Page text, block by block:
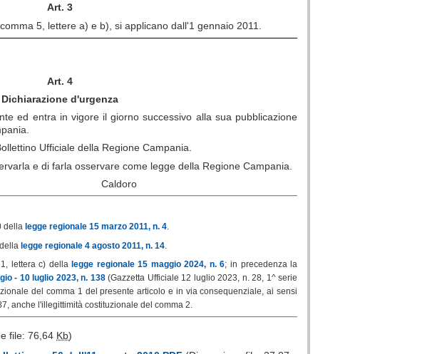
Art. 3
5, lettere a) e b), si applicano dall'1 gennaio 2011.
Art. 4
Dichiarazione d'urgenza
ed entra in vigore il giorno successivo alla sua pubblicazione
Ufficiale della Regione Campania.
e di farla osservare come legge della Regione Campania.
della legge regionale 15 marzo 2011, n. 4.
legge regionale 4 agosto 2011, n. 14
1, lettera c) dellalegge regionale 15 maggio 2024, n. 6; in precedenza la
- 10 luglio 2023, n. 138(Gazzetta Ufficiale 12 luglio 2023, n. 28, 1^ serie
del comma 1 del presente articolo e in via consequenziale, ai sensi
anche l'illegittimità costituzionale del comma 2.
file: 76,64 Kb)